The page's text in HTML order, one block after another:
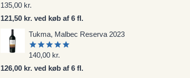
Vurderet
ud af
5
135,00 kr.
121,50 kr. ved køb af 6 fl.
Tukma, Malbec Reserva 2023
Vurderet
ud af
5
140,00 kr.
126,00 kr. ved køb af 6 fl.